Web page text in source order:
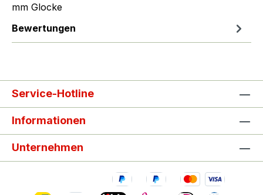
mm Glocke
Bewertungen
Service-Hotline
Informationen
Unternehmen